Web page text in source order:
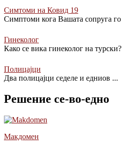
Симтоми на Ковид 19
Симптоми кога Вашата сопруга го
Гинеколог
Како се вика гинеколог на турски?
Полицајци
Два полицајци седеле и едниов ...
Решение се-во-едно
Макдомен